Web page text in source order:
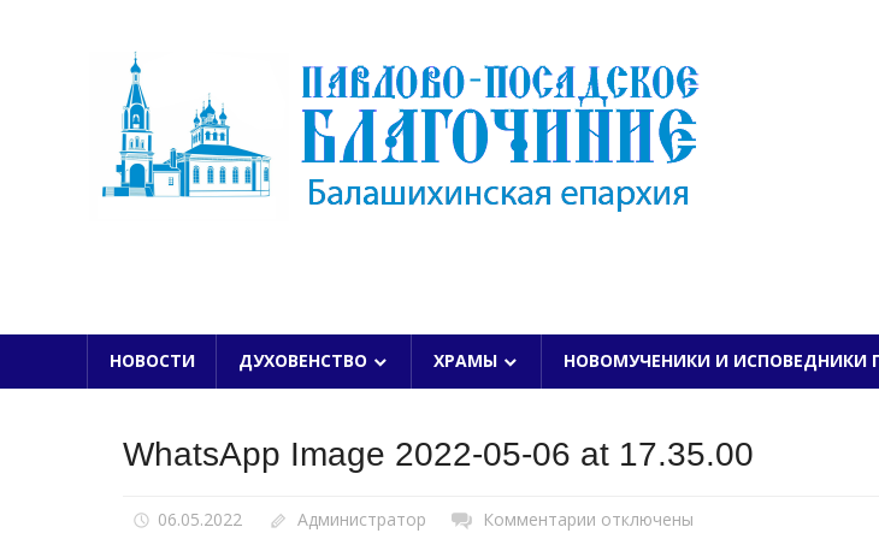
НОВОСТИ ДУХОВЕНСТВО ХРАМЫ НОВОМУЧЕНИКИ И ИСПОВЕДНИКИ
WhatsApp Image 2022-05-06 at 17.35.00
06.05.2022 Администратор Комментарии котключены